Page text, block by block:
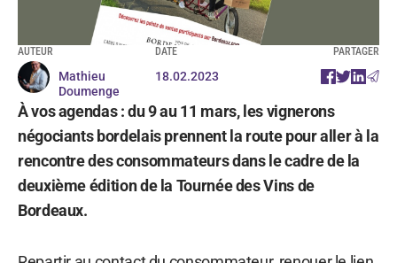
AUTEUR
Mathieu
Doumenge
DATE
18.02.2023
PARTAGER
À vos agendas : du 9 au 11 mars, les vignerons
négociants bordelais prennent la route pour aller à la
rencontre des consommateurs dans le cadre de la
deuxième édition de la Tournée des Vins de
Bordeaux.